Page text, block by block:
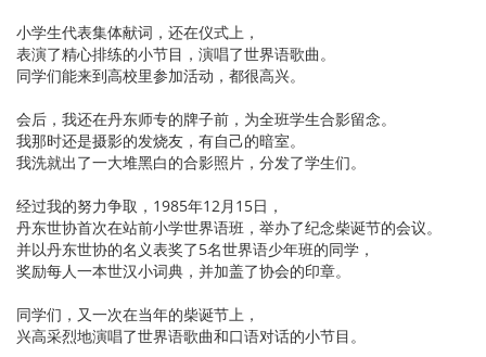
小学生代表集体献词，还在仪式上，
表演了精心排练的小节目，演唱了世界语歌曲。
同学们能来到高校里参加活动，都很高兴。
会后，我还在丹东师专的牌子前，为全班学生合影留念。
我那时还是摄影的发烧友，有自己的暗室。
我洗就出了一大堆黑白的合影照片，分发了学生们。
经过我的努力争取，1985年12月15日，
丹东世协首次在站前小学世界语班，举办了纪念柴诞节的会议。
并以丹东世协的名义表奖了5名世界语少年班的同学，
奖励每人一本世汉小词典，并加盖了协会的印章。
同学们，又一次在当年的柴诞节上，
兴高采烈地演唱了世界语歌曲和口语对话的小节目。